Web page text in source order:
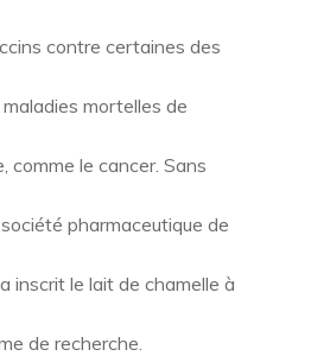
contre certaines des
mortelles de
comme le cancer. Sans
pharmaceutique de
inscrit le lait de chamelle à
de recherche.